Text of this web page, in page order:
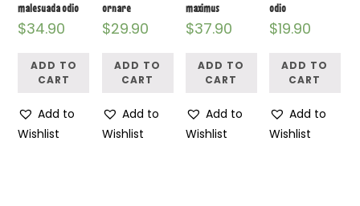
malesuada odio
$34.90
ADD TO
CART
Add to
Wishlist
ornare
$29.90
ADD TO
CART
Add to
Wishlist
maximus
$37.90
ADD TO
CART
Add to
Wishlist
odio
$19.90
ADD TO
CART
Add to
Wishlist